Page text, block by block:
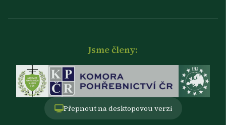
Jsme členy:
Přepnout na desktopovou verzi